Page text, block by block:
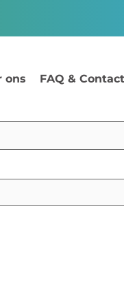
ons FAQ & Contact